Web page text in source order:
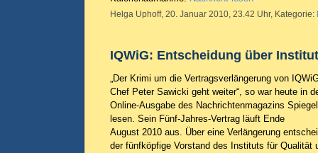
Helga Uphoff, 20. Januar 2010, 23.42 Uhr, Kategorie:
IQWiG: Entscheidung über
„Der Krimi um die Vertragsverlängerung von
Chef Peter Sawicki geht weiter“, so war heute in
Online-Ausgabe des Nachrichtenmagazins
lesen. Sein Fünf-Jahres-Vertrag läuft Ende
August 2010 aus. Über eine Verlängerung
der fünfköpfige Vorstand des Instituts für Qualität